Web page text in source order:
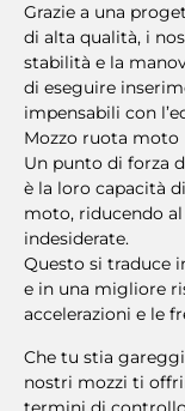
Grazie a una
di alta qualità, i
stabilità e la
di eseguire
impensabili con
Mozzo ruota moto
Un punto di forza
è la loro capacità
moto, riducendo
indesiderate.
Questo si traduce
e in una migliore
accelerazioni e le
Che tu stia
nostri mozzi ti